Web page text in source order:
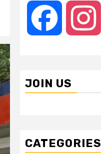
Facebook
JOIN US
CATEGORIES